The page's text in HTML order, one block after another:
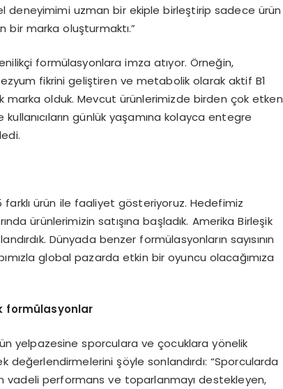
deneyimimi uzman bir ekiple birleştirip sadece ürün
bir marka oluşturmaktı.”
formülasyonlara imza atıyor. Örneğin,
fikrini geliştiren ve metabolik olarak aktif B1
olduk. Mevcut ürünlerimizde birden çok etken
günlük yaşamına kolayca entegre
farklı ürün ile faaliyet gösteriyoruz. Hedefimiz
ürünlerimizin satışına başladık. Amerika Birleşik
Dünyada benzer formülasyonların sayısının
global pazarda etkin bir oyuncu olacağımıza
formülasyonlar
yelpazesine sporculara ve çocuklara yönelik
değerlendirmelerini şöyle sonlandırdı: “Sporcularda
vadeli performans ve toparlanmayı destekleyen,